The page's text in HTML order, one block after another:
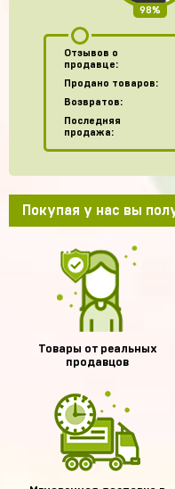
98%
Отзывов о
продавце:
Продано товаров:
Возвратов:
Последняя
продажа:
Покупая у нас вы
Товары от реальных
продавцов